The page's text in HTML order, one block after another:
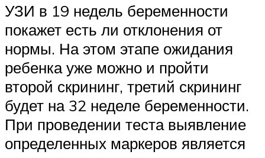
УЗИ в 19 недель беременности
покажет есть ли отклонения от
нормы. На этом этапе ожидания
ребенка уже можно и пройти
второй скрининг, третий скрининг
будет на 32 неделе беременности.
При проведении теста выявление
определенных маркеров является